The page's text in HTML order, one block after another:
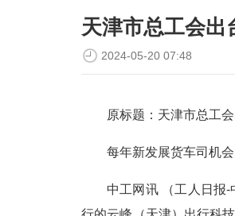
天津市总工会出
2024-05-20 07:48
原标题：天津市总工
每年新发展货车司机会
中工网讯 （工人日报-